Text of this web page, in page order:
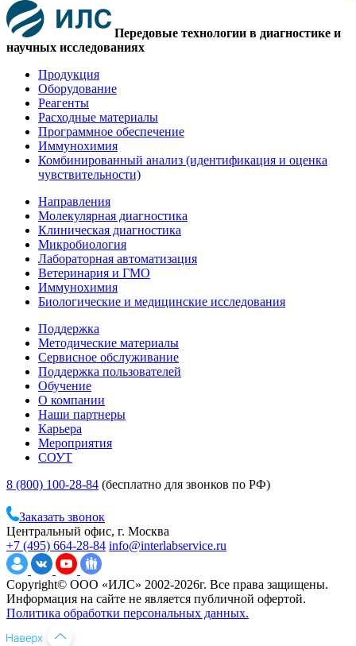
Передовые технологии в диагностике и
научных исследованиях
Продукция
Оборудование
Реагенты
Расходные материалы
Программное обеспечение
Иммунохимия
Комбинированный анализ (идентификация и оценка
чувствительности)
Направления
Молекулярная диагностика
Клиническая диагностика
Микробиология
Лабораторная автоматизация
Ветеринария и ГМО
Иммунохимия
Биологические и медицинские исследования
Поддержка
Методические материалы
Сервисное обслуживание
Поддержка пользователей
Обучение
О компании
Наши партнеры
Карьера
Мероприятия
СОУТ
8 (800) 100-28-84 (бесплатно для звонков по РФ)
Заказать звонок
Центральный офис, г. Москва
+7 (495) 664-28-84 info@interlabservice.ru
Copyright© ООО «ИЛС» 2002-2026г. Все права защищены.
Информация на сайте не является публичной офертой.
Политика обработки персональных данных.